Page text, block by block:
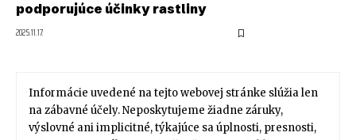
podporujúce účinky rastliny
2025.11.17.
Informácie uvedené na tejto webovej stránke slúžia len
na zábavné účely. Neposkytujeme žiadne záruky,
výslovné ani implicitné, týkajúce sa úplnosti, presnosti,